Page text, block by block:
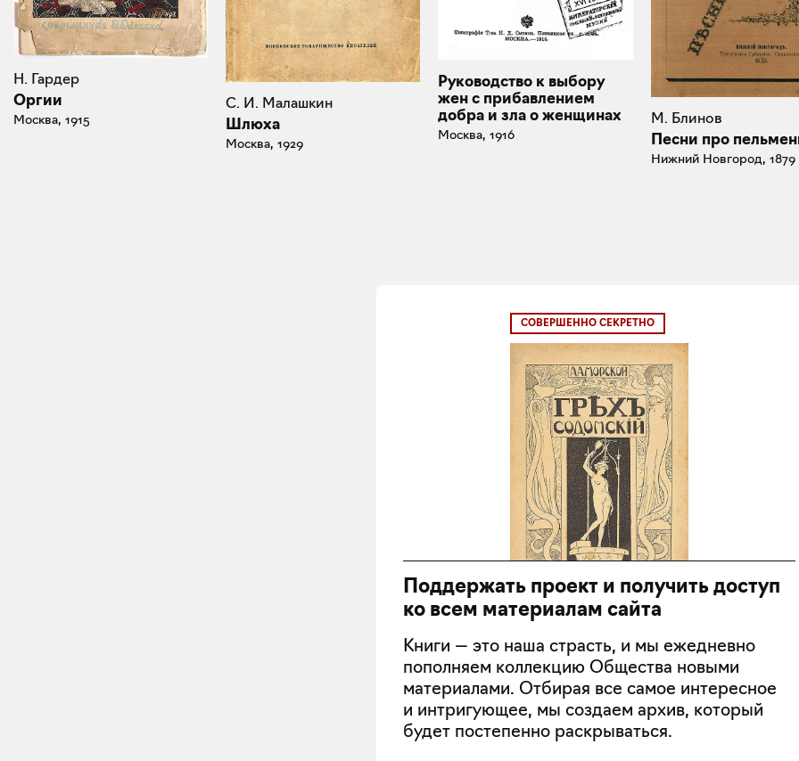
Н. Гардер
Оргии
Москва, 1915
С. И. Малашкин
Шлюха
Москва, 1929
Руководство к выбору
жен с прибавлением
добра и зла о женщинах
Москва, 1916
М. Блинов
Песни про
Нижний Новгород, 1879
СОВЕРШЕННО СЕКРЕТНО
Поддержать проект и получить доступ
ко всем материалам сайта
Книги — это наша страсть, и мы ежедневно
пополняем коллекцию Общества новыми
материалами. Отбирая все самое интересное
и интригующее, мы создаем архив, который
будет постепенно раскрываться.